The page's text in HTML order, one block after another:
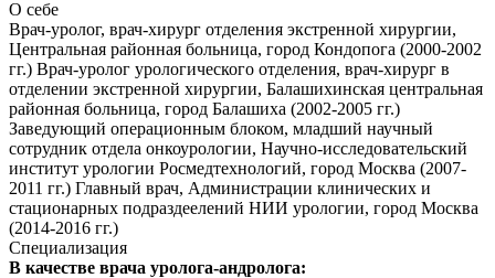
О себе
Врач-уролог, врач-хирург отделения экстренной хирургии,
Центральная районная больница, город Кондопога (2000-2002
гг.) Врач-уролог урологического отделения, врач-хирург в
отделении экстренной хирургии, Балашихинская центральная
районная больница, город Балашиха (2002-2005 гг.)
Заведующий операционным блоком, младший научный
сотрудник отдела онкоурологии, Научно-исследовательский
институт урологии Росмедтехнологий, город Москва (2007-
2011 гг.) Главный врач, Администрации клинических и
стационарных подраздеелений НИИ урологии, город Москва
(2014-2016 гг.)
Специализация
В качестве врача уролога-андролога: